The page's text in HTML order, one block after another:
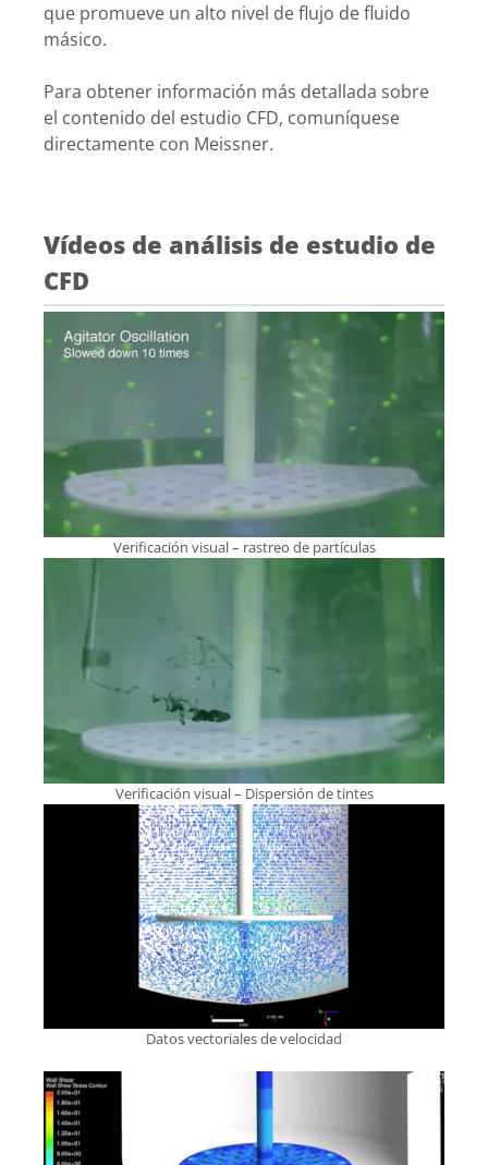
que promueve un alto nivel de flujo de fluido
másico.
Para obtener información más detallada sobre
el contenido del estudio CFD, comuníquese
directamente con Meissner.
Vídeos de análisis de estudio de
CFD
Verificación visual – rastreo de partículas
Verificación visual – Dispersión de tintes
Datos vectoriales de velocidad